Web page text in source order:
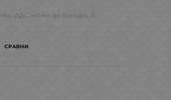
ДДС може да варира, в
СРАВНИ